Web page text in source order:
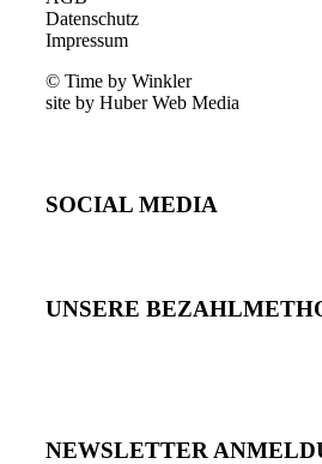
Datenschutz
Impressum
© Time by Winkler
site by Huber Web Media
SOCIAL MEDIA
UNSERE
NEWSLETTER